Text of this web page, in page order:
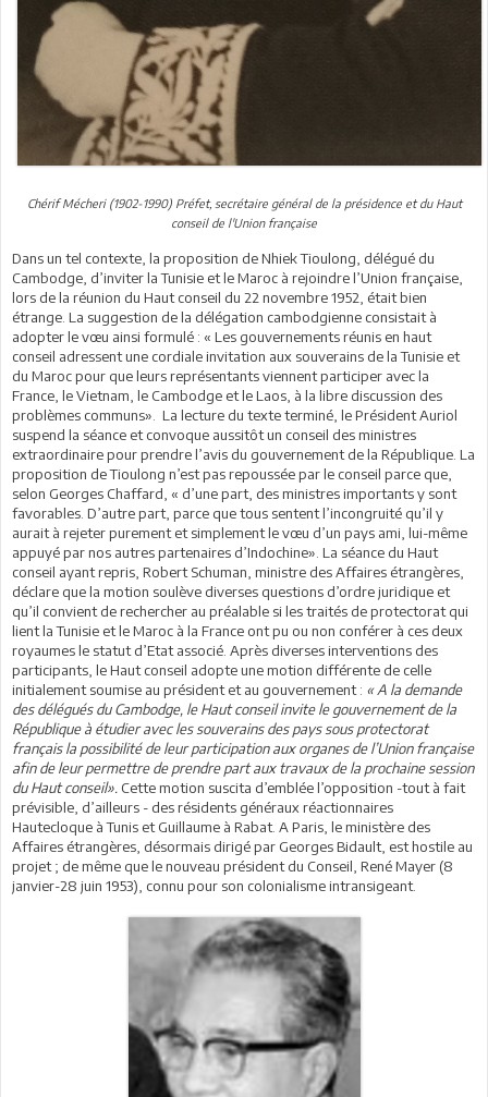
Chérif Mécheri (1902-1990) Préfet, secrétaire général de la présidence et du Haut
conseil de l'Union française
Dans un tel contexte, la proposition de Nhiek Tioulong, délégué du
Cambodge, d’inviter la Tunisie et le Maroc à rejoindre l’Union française,
lors de la réunion du Haut conseil du 22 novembre 1952, était bien
étrange. La suggestion de la délégation cambodgienne consistait à
adopter le vœu ainsi formulé : « Les gouvernements réunis en haut
conseil adressent une cordiale invitation aux souverains de la Tunisie et
du Maroc pour que leurs représentants viennent participer avec la
France, le Vietnam, le Cambodge et le Laos, à la libre discussion des
problèmes communs». La lecture du texte terminé, le Président Auriol
suspend la séance et convoque aussitôt un conseil des ministres
extraordinaire pour prendre l’avis du gouvernement de la République. La
proposition de Tioulong n’est pas repoussée par le conseil parce que,
selon Georges Chaffard, « d’une part, des ministres importants y sont
favorables. D’autre part, parce que tous sentent l’incongruité qu’il y
aurait à rejeter purement et simplement le vœu d’un pays ami, lui-même
appuyé par nos autres partenaires d’Indochine». La séance du Haut
conseil ayant repris, Robert Schuman, ministre des Affaires étrangères,
déclare que la motion soulève diverses questions d’ordre juridique et
qu’il convient de rechercher au préalable si les traités de protectorat qui
lient la Tunisie et le Maroc à la France ont pu ou non conférer à ces deux
royaumes le statut d’Etat associé. Après diverses interventions des
participants, le Haut conseil adopte une motion différente de celle
initialement soumise au président et au gouvernement : « A la demande
des délégués du Cambodge, le Haut conseil invite le gouvernement de la
République à étudier avec les souverains des pays sous protectorat
français la possibilité de leur participation aux organes de l’Union française
afin de leur permettre de prendre part aux travaux de la prochaine session
du Haut conseil». Cette motion suscita d’emblée l’opposition -tout à fait
prévisible, d’ailleurs - des résidents généraux réactionnaires
Hautecloque à Tunis et Guillaume à Rabat. A Paris, le ministère des
Affaires étrangères, désormais dirigé par Georges Bidault, est hostile au
projet ; de même que le nouveau président du Conseil, René Mayer (8
janvier-28 juin 1953), connu pour son colonialisme intransigeant.